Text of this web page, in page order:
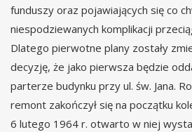
funduszy oraz pojawiających się co
niespodziewanych komplikacji
Dlatego pierwotne plany zostały
decyzję, że jako pierwsza będzie
parterze budynku przy ul. św. Jana.
remont zakończył się na początku
6 lutego 1964 r. otwarto w niej